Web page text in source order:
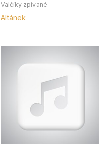
Valčíky zpívané
Altánek